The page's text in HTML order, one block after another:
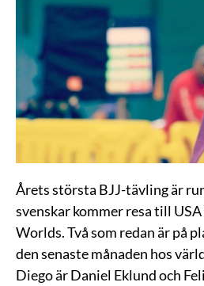
Årets största BJJ-tävling är
svenskar kommer resa till
Worlds. Två som redan är på
den senaste månaden hos
Diego är Daniel Eklund och